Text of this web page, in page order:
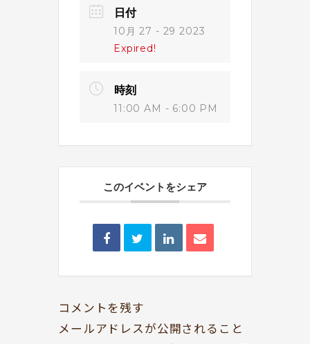
CAFE
開いてる？
SCHEDULE AUDIO
日付
10月 27 - 29 2023
Expired!
時刻
11:00 AM - 6:00 PM
このイベントをシェア
コメントを残す
メールアドレスが公開されること